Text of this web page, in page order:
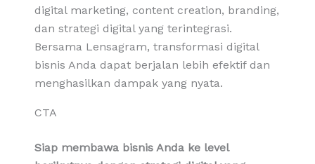
digital marketing, content creation, branding,
dan strategi digital yang terintegrasi.
Bersama Lensagram, transformasi digital
bisnis Anda dapat berjalan lebih efektif dan
menghasilkan dampak yang nyata.
CTA
Siap membawa bisnis Anda ke level